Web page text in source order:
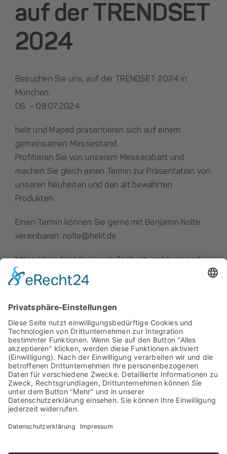
auf der TRENDSET
2024
Besuchen Sie uns, auf der TRENDSET 2024 in
München.
06. – 08.07.2024
helit und Maped präsentieren sich auf einem
gemeinsamen Messestand.
Profitieren Sie von unserem Messerabatt und
machen Sie gleich einen Termin zur Präsentation von
unseren Neuheiten und den alt bewährten
Produkten.
Einen Termin können Sie gerne mit Benjamin Nolte
vereinbaren:
ed.ti
leh@e
tlon
https://trendset.de/aussteller/helit-gmbh-maped-
group/
Viele Spaß und Inspiration – auf der TRENDSET in
München